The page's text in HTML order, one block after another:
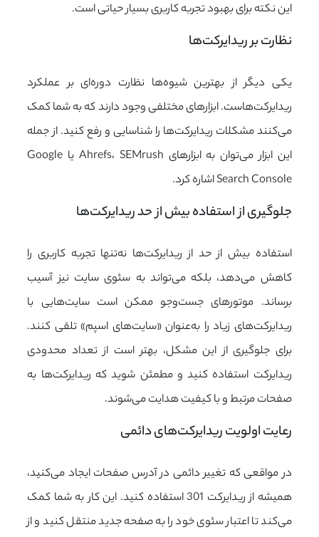
این نکته برای بهبود تجربه کاربری بسیار حیاتی است.
نظارت بر ریدایرکت‌ها
یکی دیگر از بهترین شیوه‌ها نظارت دوره‌ای بر عملکرد
ریدایرکت‌هاست. ابزارهای مختلفی وجود دارند که به شما کمک
می‌کنند مشکلات ریدایرکت‌ها را شناسایی و رفع کنید. از جمله
این ابزار می‌توان به ابزارهای Ahrefs، SEMrush یا Google
Search Console اشاره کرد.
جلوگیری از استفاده بیش از حد ریدایرکت‌ها
استفاده بیش از حد از ریدایرکت‌ها نه‌تنها تجربه کاربری را
کاهش می‌دهد، بلکه می‌تواند به سئوی سایت نیز آسیب
برساند. موتورهای جست‌وجو ممکن است سایت‌هایی با
ریدایرکت‌های زیاد را به‌عنوان «سایت‌های اسپم» تلقی کنند.
برای جلوگیری از این مشکل، بهتر است از تعداد محدودی
ریدایرکت استفاده کنید و مطمئن شوید که ریدایرکت‌ها به
صفحات مرتبط و با کیفیت هدایت می‌شوند.
رعایت اولویت ریدایرکت‌های دائمی
در مواقعی که تغییر دائمی در آدرس صفحات ایجاد می‌کنید،
همیشه از ریدایرکت 301 استفاده کنید. این کار به شما کمک
می‌کند تا اعتبار سئوی خود را به صفحه جدید منتقل کنید و از